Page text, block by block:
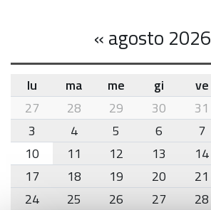
21/2/2022
2022-
02-
21T17:30:00+01:00
2022-
02-
21T20:00:00+01:00
«agosto 2026
month-
8
lu ma me gi ve
27
28 29 30 31
3
4 5 6 7
10
11 12 13 14
17
18 19 20 21
24
25 26 27 28